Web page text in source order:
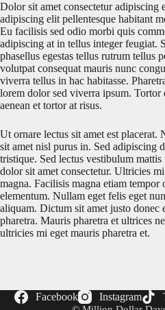
Dolor sit amet consectetur adipiscing
adipiscing elit pellentesque habitant
Eu facilisis sed odio morbi quis
adipiscing at in tellus integer feugiat.
phasellus egestas tellus rutrum tellus
volutpat consequat mauris nunc
viverra tellus in hac habitasse.
lorem dolor sed viverra ipsum.
aenean et tortor at risus.
Ut ornare lectus sit amet est placerat.
sit amet nisl purus in. Sed adipiscing
tristique. Sed lectus vestibulum
dolor sit amet consectetur. Ultricies
magna. Facilisis magna etiam tempor
elementum. Nullam eget felis eget
aliquam. Dictum sit amet justo donec
pharetra. Mauris pharetra et ultrices
ultricies mi eget mauris pharetra et.
Facebook Instagram